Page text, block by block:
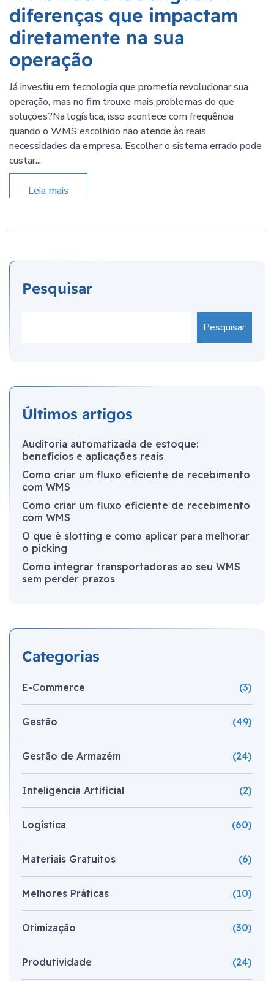
diferenças que impactam
diretamente na sua
operação
Já investiu em tecnologia que prometia revolucionar sua
operação, mas no fim trouxe mais problemas do que
soluções?Na logística, isso acontece com frequência
quando o WMS escolhido não atende às reais
necessidades da empresa. Escolher o sistema errado pode
custar...
Leia mais
Pesquisar
Pesquisar
Últimos artigos
Auditoria automatizada de estoque:
benefícios e aplicações reais
Como criar um fluxo eficiente de recebimento
com WMS
Como criar um fluxo eficiente de recebimento
com WMS
O que é slotting e como aplicar para melhorar
o picking
Como integrar transportadoras ao seu WMS
sem perder prazos
Categorias
E-Commerce (3)
Gestão (49)
Gestão de Armazém (24)
Inteligência Artificial (2)
Logística (60)
Materiais Gratuitos (6)
Melhores Práticas (10)
Otimização (30)
Produtividade (24)